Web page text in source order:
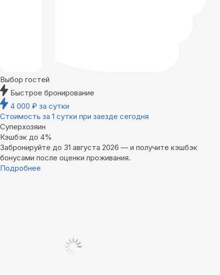
Выбор гостей
Быстрое бронирование
4 000 ₽ за сутки
Стоимость за 1 сутки при заезде сегодня
Суперхозяин
Кэшбэк до 4%
Забронируйте до 31 августа 2026 — и получите кэшбэк
бонусами после оценки проживания.
Подробнее